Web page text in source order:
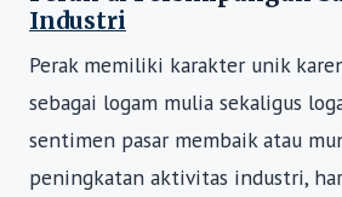
Industri
Perak memiliki karakter unik
sebagai logam mulia sekaligus
sentimen pasar membaik atau
peningkatan aktivitas industri,